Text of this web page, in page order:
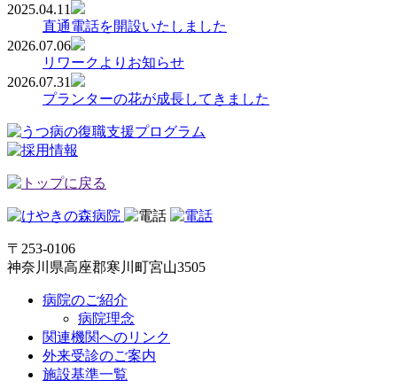
2025.04.11
直通電話を開設いたしました
2026.07.06
リワークよりお知らせ
2026.07.31
プランターの花が成長してきました
〒253-0106
神奈川県高座郡寒川町宮山3505
病院のご紹介
病院理念
関連機関へのリンク
外来受診のご案内
施設基準一覧